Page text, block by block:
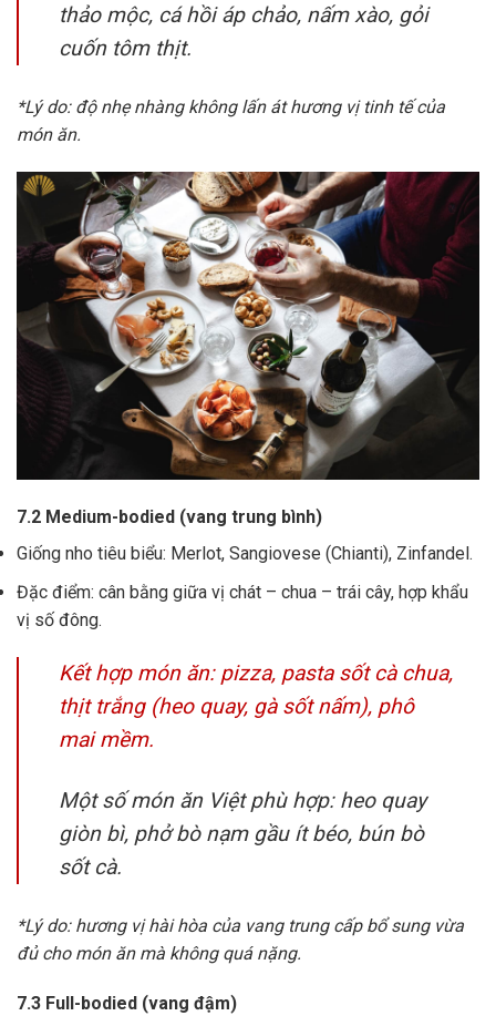
thảo mộc, cá hồi áp chảo, nấm xào, gỏi
cuốn tôm thịt.
*Lý do: độ nhẹ nhàng không lấn át hương vị tinh tế của
món ăn.
7.2 Medium-bodied (vang trung bình)
Giống nho tiêu biểu: Merlot, Sangiovese (Chianti), Zinfandel.
Đặc điểm: cân bằng giữa vị chát – chua – trái cây, hợp khẩu
vị số đông.
Kết hợp món ăn: pizza, pasta sốt cà chua,
thịt trắng (heo quay, gà sốt nấm), phô
mai mềm.
Một số món ăn Việt phù hợp: heo quay
giòn bì, phở bò nạm gầu ít béo, bún bò
sốt cà.
*Lý do: hương vị hài hòa của vang trung cấp bổ sung vừa
đủ cho món ăn mà không quá nặng.
7.3 Full-bodied (vang đậm)